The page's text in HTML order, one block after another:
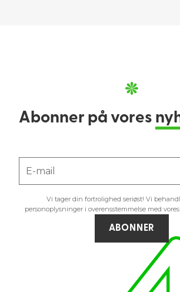
Abonner på vores
E-mail
Vi tager din fortrolighed seriøst! Vi
personoplysninger i overensstemmelse med vores
ABONNER